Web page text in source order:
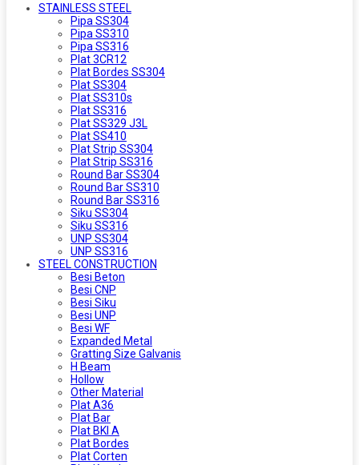
STAINLESS STEEL
Pipa SS304
Pipa SS310
Pipa SS316
Plat 3CR12
Plat Bordes SS304
Plat SS304
Plat SS310s
Plat SS316
Plat SS329 J3L
Plat SS410
Plat Strip SS304
Plat Strip SS316
Round Bar SS304
Round Bar SS310
Round Bar SS316
Siku SS304
Siku SS316
UNP SS304
UNP SS316
STEEL CONSTRUCTION
Besi Beton
Besi CNP
Besi Siku
Besi UNP
Besi WF
Expanded Metal
Gratting Size Galvanis
H Beam
Hollow
Other Material
Plat A36
Plat Bar
Plat BKI A
Plat Bordes
Plat Corten